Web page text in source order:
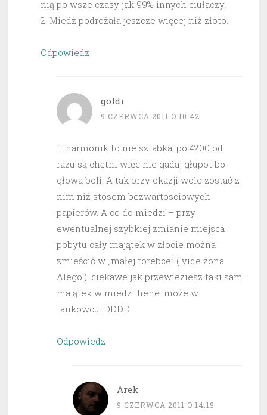
nią po wsze czasy jak 99% innych ciułaczy.
2. Miedź podrożała jeszcze więcej niż złoto.
Odpowiedz
goldi
9 CZERWCA 2011 O 10:42
filharmonik to nie sztabka. po 4200 od
razu są chętni więc nie gadaj głupot bo
głowa boli. A tak przy okazji wole zostać z
nim niż stosem bezwartosciowych
papierów. A co do miedzi – przy
ewentualnej szybkiej zmianie miejsca
pobytu cały majątek w złocie można
zmieścić w „małej torebce” ( vide żona
Alego:). ciekawe jak przewieziesz taki sam
majątek w miedzi hehe. może w
tankowcu :DDDD
Odpowiedz
Arek
9 CZERWCA 2011 O 14:19